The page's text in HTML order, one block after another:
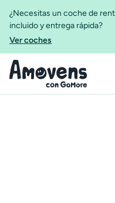
¿Necesitas un coche de
incluido y entrega rápida?
Ver coches